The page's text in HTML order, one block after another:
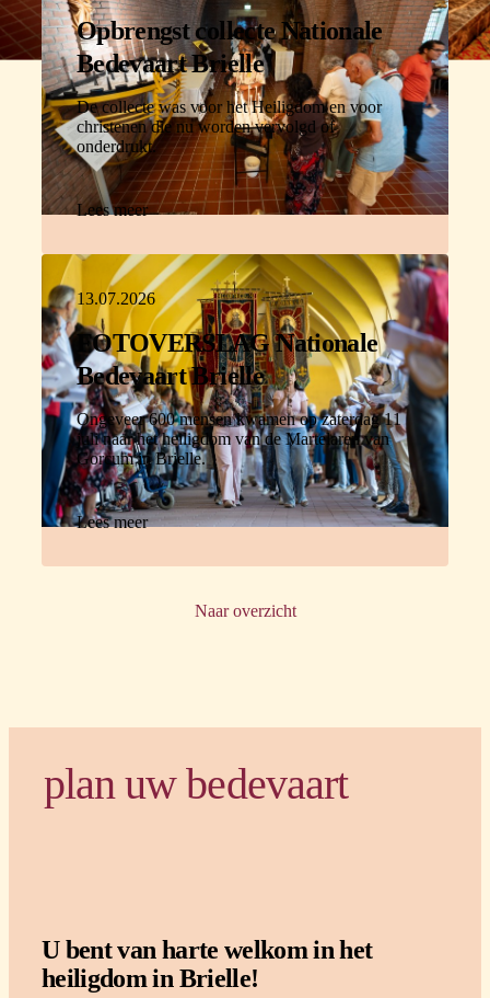
Opbrengst collecte Nationale
Bedevaart Brielle
De collecte was voor het Heiligdom en voor
christenen die nu worden vervolgd of
onderdrukt.
Lees meer
13.07.2026
FOTOVERSLAG Nationale
Bedevaart Brielle
Ongeveer 600 mensen kwamen op zaterdag 11
juli naar het heiligdom van de Martelaren van
Gorcum in Brielle.
Lees meer
Naar overzicht
plan uw bedevaart
U bent van harte welkom in het
heiligdom in Brielle!